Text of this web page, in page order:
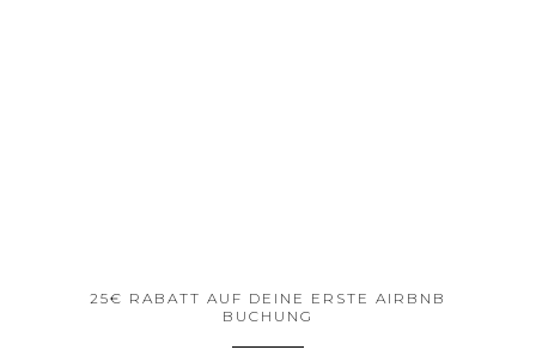
25€ RABATT AUF DEINE ERSTE AIRBNB
BUCHUNG